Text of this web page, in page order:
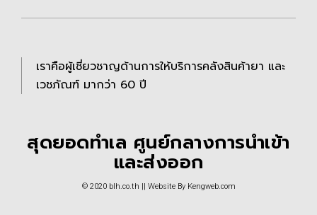
สุดยอดทำเล ศูนย์กลางการนำเข้า
และส่งออก
© 2020 blh.co.th || Website By Kengweb.com
เราคือผู้เชี่ยวชาญด้านการให้บริการคลังสินค้ายา และ
เวชภัณฑ์ มากว่า 60 ปี